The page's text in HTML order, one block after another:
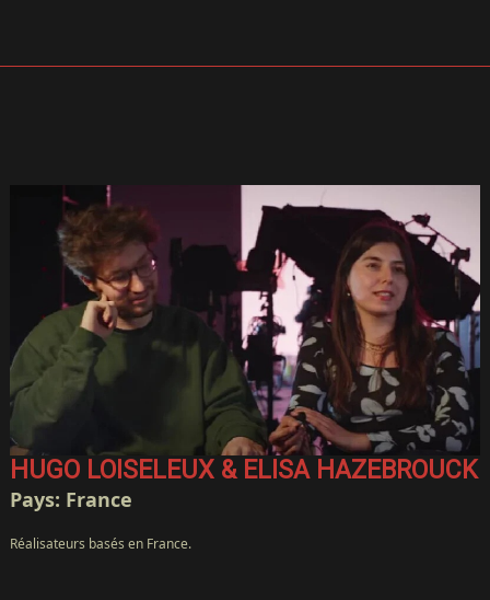
HUGO LOISELEUX & ELISA HAZEBROUCK
Pays: France
Réalisateurs basés en France.